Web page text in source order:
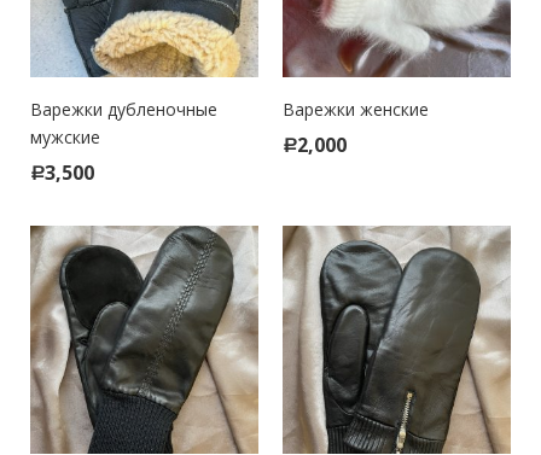
Варежки дубленочные
мужские
Р3,500
Варежки женские
Р2,000